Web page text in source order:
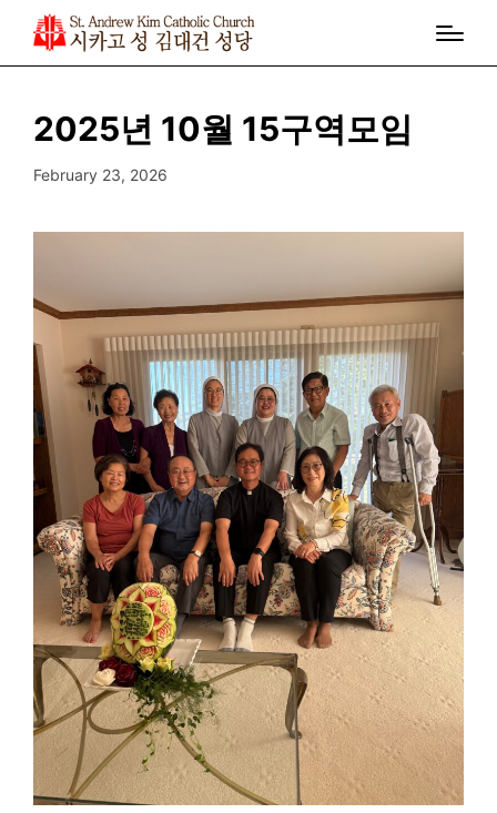
2025년 10월 15구역모임
February 23, 2026